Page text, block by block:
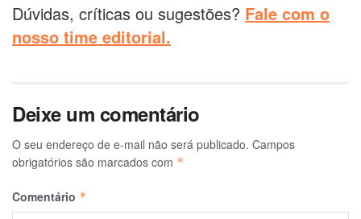
Dúvidas, críticas ou sugestões? Fale com o
nosso time editorial.
Deixe um comentário
O seu endereço de e-mail não será publicado. Campos
obrigatórios são marcados com *
Comentário *